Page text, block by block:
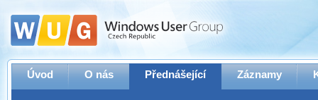
Úvod O nás Přednášející Záznamy